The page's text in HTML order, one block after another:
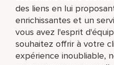
des liens en lui
enrichissantes et un
vous avez l'esprit
souhaitez offrir à votre
expérience inoubliable,